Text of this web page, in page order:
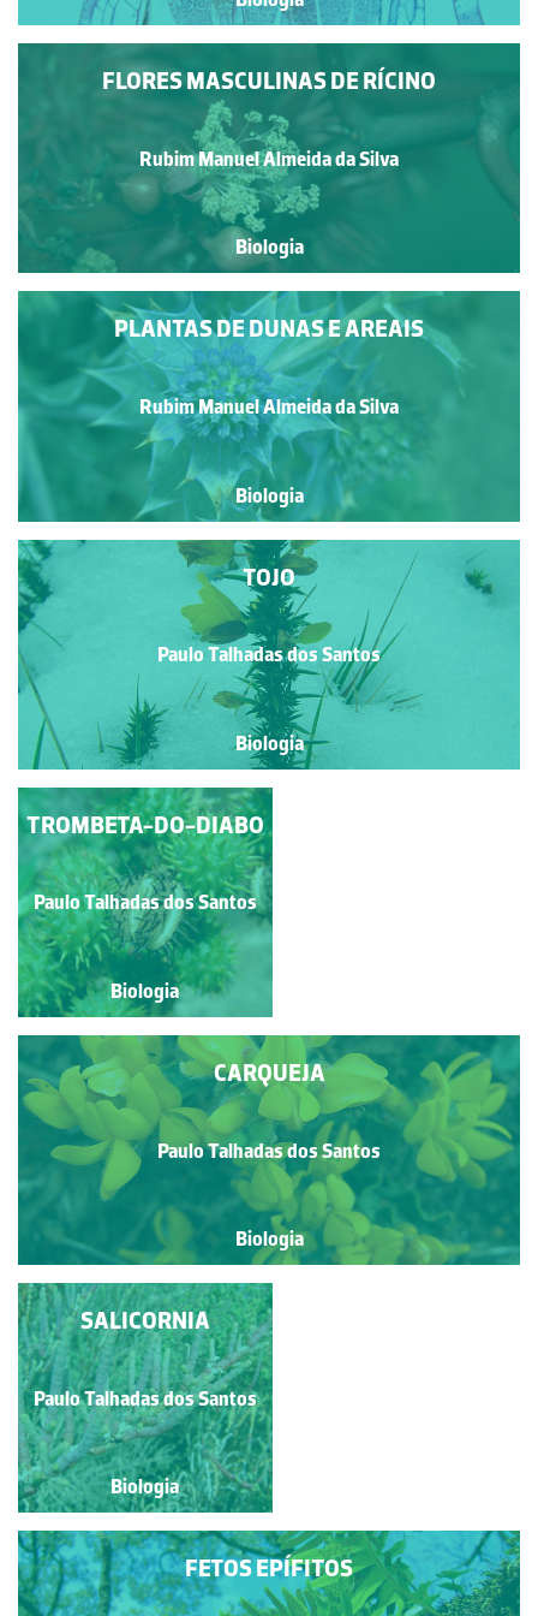
FLORES MASCULINAS DE RÍCINO
Rubim Manuel Almeida da Silva
Biologia
PLANTAS DE DUNAS E AREAIS
Rubim Manuel Almeida da Silva
Biologia
TOJO
Paulo Talhadas dos Santos
Biologia
COUVE-MARINHA
Paulo Talhadas dos Santos
Biologia
TROMBETA-DO-DIABO
Paulo Talhadas dos Santos
Biologia
CARQUEJA
Paulo Talhadas dos Santos
Biologia
TULIPA
Paulo Talhadas dos Santos
Biologia
SALICORNIA
Paulo Talhadas dos Santos
Biologia
FETOS EPÍFITOS